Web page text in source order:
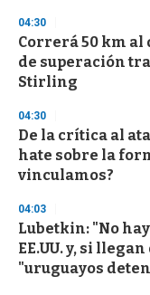
d
s
04:30
Correrá 50 km al
de superación
Stirling
04:30
De la crítica al
hate sobre la
vinculamos?
04:03
Lubetkin: "No
EE.UU. y, si
"uruguayos